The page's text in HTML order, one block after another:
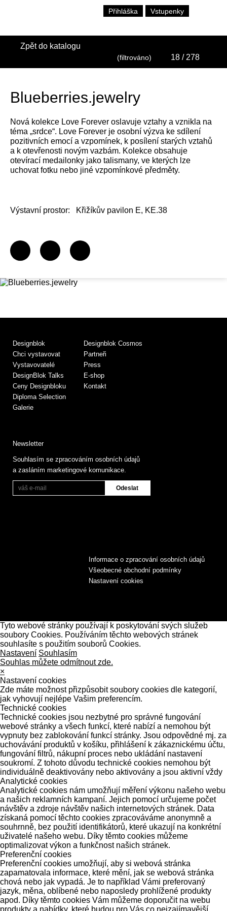
Přihláška Vstupenky
Zpět do katalogu
(filtrováno) 18 / 278
Blueberries.jewelry
Nová kolekce Love Forever oslavuje vztahy a vznikla na
téma „srdce“. Love Forever je osobní výzva ke sdílení
pozitivních emocí a vzpomínek, k posílení starých vztahů
a k otevřenosti novým vazbám. Kolekce obsahuje
otevírací medailonky jako talismany, ve kterých lze
uchovat fotku nebo jiné vzpomínkové předměty.
Výstavní prostor: Křižíkův pavilon E, KE.38
Designblok
Chci vystavovat
Vystavovatelé
DesignBlok Talks
Ceny Designbloku
Diploma Selection
Galerie
Designblok Cosmos
Partneři
Press
E-shop
Kontakt
Newsletter
Souhlasím se zpracováním osobních údajů
a zasláním marketingové komunikace.
Informace o zpracování osobních údajů
Všeobecné obchodní podmínky
Nastavení cookies
Tyto webové stránky používají k poskytování svých služeb
soubory Cookies. Používáním těchto webových stránek
souhlasíte s použitím souborů Cookies.
Nastavení Souhlasím
Souhlas můžete odmítnout zde.
×
Nastavení cookies
Zde máte možnost přizpůsobit soubory cookies dle kategorií,
jak vyhovují nejlépe Vašim preferencím.
Technické cookies
Technické cookies jsou nezbytné pro správné fungování
webové stránky a všech funkcí, které nabízí a nemohou být
vypnuty bez zablokování funkcí stránky. Jsou odpovědné mj. za
uchovávání produktů v košíku, přihlášení k zákaznickému účtu,
fungování filtrů, nákupní proces nebo ukládání nastavení
soukromí. Z tohoto důvodu technické cookies nemohou být
individuálně deaktivovány nebo aktivovány a jsou aktivní vždy
Analytické cookies
Analytické cookies nám umožňují měření výkonu našeho webu
a našich reklamních kampaní. Jejich pomocí určujeme počet
návštěv a zdroje návštěv našich internetových stránek. Data
získaná pomocí těchto cookies zpracováváme anonymně a
souhrnně, bez použití identifikátorů, které ukazují na konkrétní
uživatelé našeho webu. Díky těmto cookies můžeme
optimalizovat výkon a funkčnost našich stránek.
Preferenční cookies
Preferenční cookies umožňují, aby si webová stránka
zapamatovala informace, které mění, jak se webová stránka
chová nebo jak vypadá. Je to například Vámi preferovaný
jazyk, měna, oblíbené nebo naposledy prohlížené produkty
apod. Díky těmto cookies Vám můžeme doporučit na webu
produkty a nabídky, které budou pro Vás co nejzajímavější.